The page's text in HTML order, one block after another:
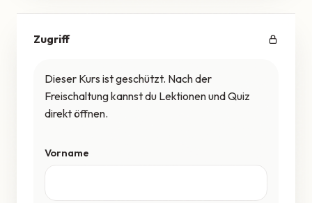
Zugriff
Dieser Kurs ist geschützt. Nach der
Freischaltung kannst du Lektionen und Quiz
direkt öffnen.
Vorname